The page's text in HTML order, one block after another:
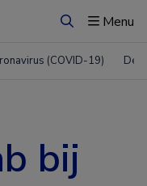
ZoekenMenu
(COVID-19)
bij